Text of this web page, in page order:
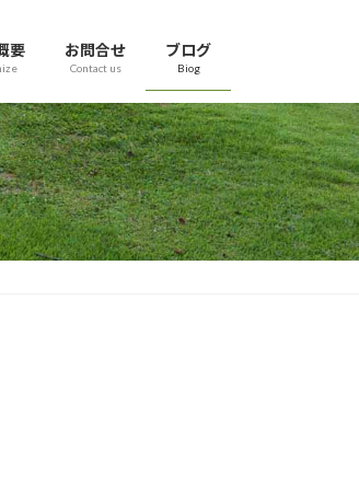
要 お問合せ
Contact us
ブログ
Biog